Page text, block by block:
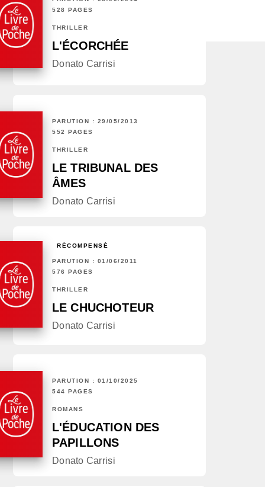
528 PAGES
THRILLER
L'ÉCORCHÉE
Donato Carrisi
PARUTION : 29/05/2013
552 PAGES
THRILLER
LE TRIBUNAL DES
ÂMES
Donato Carrisi
RÉCOMPENSÉ
PARUTION : 01/06/2011
576 PAGES
THRILLER
LE CHUCHOTEUR
Donato Carrisi
PARUTION : 01/10/2025
544 PAGES
ROMANS
L'ÉDUCATION DES
PAPILLONS
Donato Carrisi